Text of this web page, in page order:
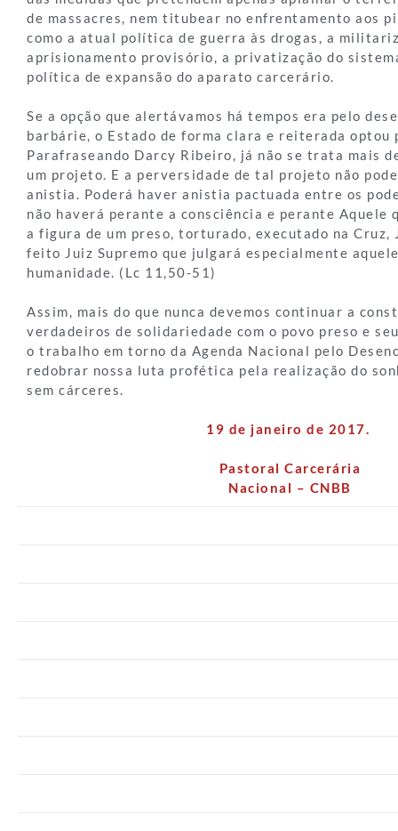
de massacres, nem titubear no enfrentamento aos
como a atual política de guerra às drogas, a
aprisionamento provisório, a privatização do
política de expansão do aparato carcerário.
Se a opção que alertávamos há tempos era pelo
barbárie, o Estado de forma clara e reiterada optou
Parafraseando Darcy Ribeiro, já não se trata mais
um projeto. E a perversidade de tal projeto não
anistia. Poderá haver anistia pactuada entre os
não haverá perante a consciência e perante Aquele
a figura de um preso, torturado, executado na Cruz,
feito Juiz Supremo que julgará especialmente
humanidade. (Lc 11,50-51)
Assim, mais do que nunca devemos continuar a
verdadeiros de solidariedade com o povo preso e
o trabalho em torno da Agenda Nacional pelo
redobrar nossa luta profética pela realização do
sem cárceres.
19 de janeiro de 2017.
Pastoral Carcerária
Nacional – CNBB